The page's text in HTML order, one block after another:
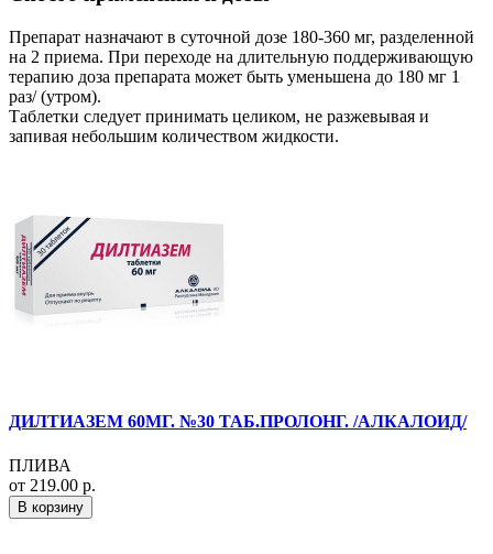
Препарат назначают в суточной дозе 180-360 мг, разделенной
на 2 приема. При переходе на длительную поддерживающую
терапию доза препарата может быть уменьшена до 180 мг 1
раз/ (утром).
Таблетки следует принимать целиком, не разжевывая и
запивая небольшим количеством жидкости.
ДИЛТИАЗЕМ 60МГ. №30 ТАБ.ПРОЛОНГ. /АЛКАЛОИД/
ПЛИВА
от 219.00 р.
В корзину